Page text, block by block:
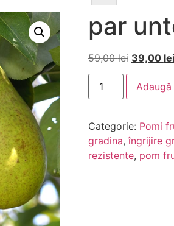
par
59,00lei 39,00 lei
Categorie: Pomi
gradina,îngrijire
rezistente, pom